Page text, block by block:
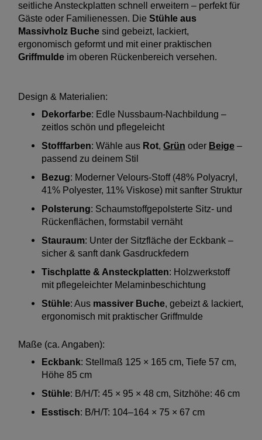
seitliche Ansteckplatten schnell erweitern – perfekt für
Gäste oder Familienessen. Die Stühle aus
Massivholz Buche sind gebeizt, lackiert,
ergonomisch geformt und mit einer praktischen
Griffmulde im oberen Rückenbereich versehen.
Design & Materialien:
Dekorfarbe: Edle Nussbaum-Nachbildung –
zeitlos schön und pflegeleicht
Stofffarben: Wähle aus Rot, Grün oder Beige –
passend zu deinem Stil
Bezug: Moderner Velours-Stoff (48% Polyacryl,
41% Polyester, 11% Viskose) mit sanfter Struktur
Polsterung: Schaumstoffgepolsterte Sitz- und
Rückenflächen, formstabil vernäht
Stauraum: Unter der Sitzfläche der Eckbank –
sicher & sanft dank Gasdruckfedern
Tischplatte & Ansteckplatten: Holzwerkstoff
mit pflegeleichter Melaminbeschichtung
Stühle: Aus massiver Buche, gebeizt & lackiert,
ergonomisch mit praktischer Griffmulde
Maße (ca. Angaben):
Eckbank: Stellmaß 125 × 165 cm, Tiefe 57 cm,
Höhe 85 cm
Stühle: B/H/T: 45 × 95 × 48 cm, Sitzhöhe: 46 cm
Esstisch: B/H/T: 104–164 × 75 × 67 cm